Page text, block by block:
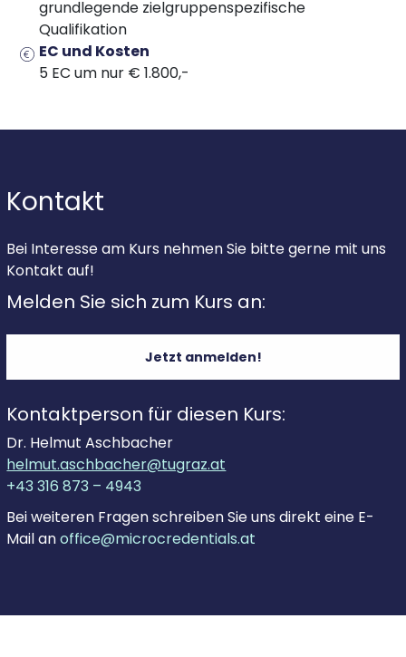
grundlegende zielgruppenspezifische
Qualifikation
EC und Kosten
5 EC um nur € 1.800,-
Kontakt
Bei Interesse am Kurs nehmen Sie bitte gerne mit uns
Kontakt auf!
Melden Sie sich zum Kurs an:
Jetzt anmelden!
Kontaktperson für diesen Kurs:
Dr. Helmut Aschbacher
helmut.aschbacher@tugraz.at
+43 316 873 – 4943
Bei weiteren Fragen schreiben Sie uns direkt eine E-
Mail anoffice@microcredentials.at